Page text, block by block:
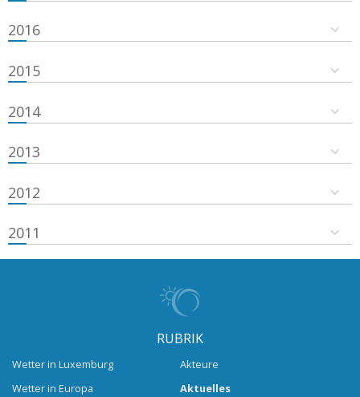
2016
2015
2014
2013
2012
2011
RUBRIK
Wetter in Luxemburg
Wetter in Europa
Akteure
Aktuelles